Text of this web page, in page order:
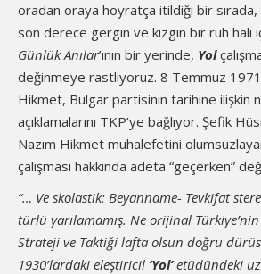
oradan oraya hoyratça itildiği bir sırada,
son derece gergin ve kızgın bir ruh hali
Günlük Anılar’ının bir yerinde, Yol
değinmeye rastlıyoruz. 8 Temmuz
Hikmet, Bulgar partisinin tarihine ilişkin
açıklamalarını TKP’ye bağlıyor. Şefik
Nazım Hikmet muhalefetini
çalışması hakkında adeta “geçerken”
“… Ve skolastik: Beyanname- Tevkifat
türlü yarılamamış. Ne orijinal
Strateji ve Taktiği lafta olsun doğru
1930’lardaki eleştiricil ‘Yol’etüdündeki